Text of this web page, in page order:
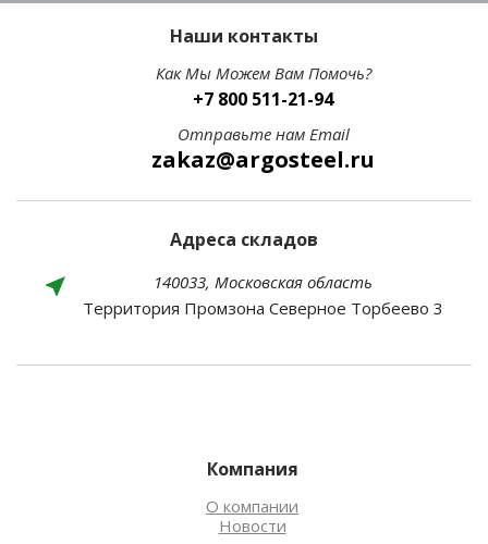
Наши контакты
Как Мы Можем Вам Помочь?
+7 800 511-21-94
Отправьте нам Email
zakaz@argosteel.ru
Компания
О компании
Новости
Адреса складов
140033, Московская область
Территория Промзона Северное Торбеево 3